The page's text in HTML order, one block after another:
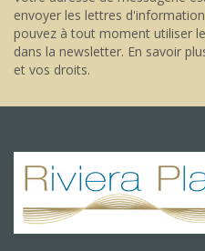
envoyer les lettres d'information
pouvez à tout moment utiliser
dans la newsletter. En savoir
et vos droits.